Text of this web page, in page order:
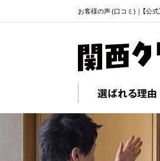
お客様の声 (口コミ)｜【公
選ばれる理由